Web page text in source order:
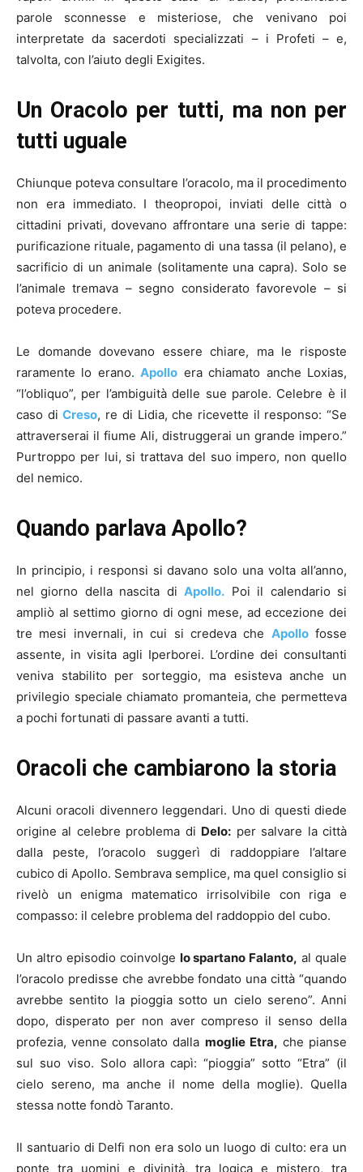
parole sconnesse e misteriose, che venivano poi
interpretate da sacerdoti specializzati – i Profeti – e,
talvolta, con l’aiuto degli Exigites.
Un Oracolo per tutti, ma non per
tutti uguale
Chiunque poteva consultare l’oracolo, ma il procedimento
non era immediato. I theopropoi, inviati delle città o
cittadini privati, dovevano affrontare una serie di tappe:
purificazione rituale, pagamento di una tassa (il pelano), e
sacrificio di un animale (solitamente una capra). Solo se
l’animale tremava – segno considerato favorevole – si
poteva procedere.
Le domande dovevano essere chiare, ma le risposte
raramente lo erano.Apollo era chiamato anche Loxias,
“l’obliquo”, per l’ambiguità delle sue parole. Celebre è il
caso diCreso, re di Lidia, che ricevette il responso: “Se
attraverserai il fiume Ali, distruggerai un grande impero.”
Purtroppo per lui, si trattava del suo impero, non quello
del nemico.
Quando parlava Apollo?
In principio, i responsi si davano solo una volta all’anno,
nel giorno della nascita diApollo. Poi il calendario si
ampliò al settimo giorno di ogni mese, ad eccezione dei
tre mesi invernali, in cui si credeva che Apollofosse
assente, in visita agli Iperborei. L’ordine dei consultanti
veniva stabilito per sorteggio, ma esisteva anche un
privilegio speciale chiamato promanteia, che permetteva
a pochi fortunati di passare avanti a tutti.
Oracoli che cambiarono la storia
Alcuni oracoli divennero leggendari. Uno di questi diede
origine al celebre problema di Delo: per salvare la città
dalla peste, l’oracolo suggerì di raddoppiare l’altare
cubico di Apollo. Sembrava semplice, ma quel consiglio si
rivelò un enigma matematico irrisolvibile con riga e
compasso: il celebre problema del raddoppio del cubo.
Un altro episodio coinvolge lo spartano Falanto, al quale
l’oracolo predisse che avrebbe fondato una città “quando
avrebbe sentito la pioggia sotto un cielo sereno”. Anni
dopo, disperato per non aver compreso il senso della
profezia, venne consolato dalla moglie Etra, che pianse
sul suo viso. Solo allora capì: “pioggia” sotto “Etra” (il
cielo sereno, ma anche il nome della moglie). Quella
stessa notte fondò Taranto.
Il santuario di Delfi non era solo un luogo di culto: era un
ponte tra uomini e divinità, tra logica e mistero, tra